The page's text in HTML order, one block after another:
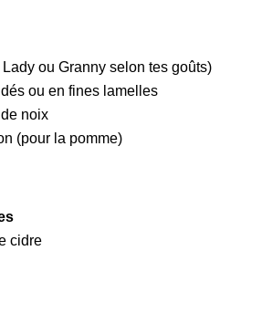
ou Granny selon tes goûts)
ou en fines lamelles
noix
(pour la pomme)
cidre